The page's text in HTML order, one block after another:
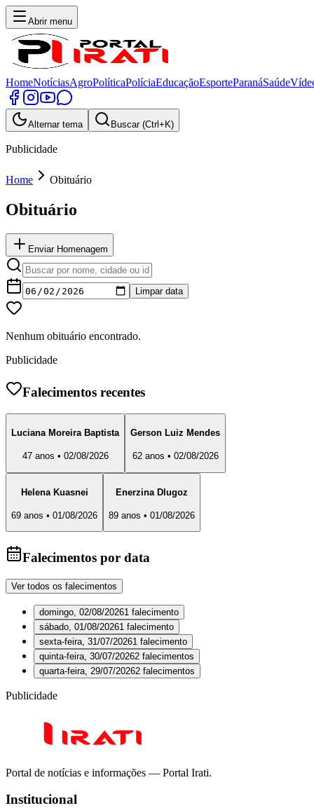
Abrir menu
HomeNotíciasAgroPolíticaPolíciaEducaçãoEsporteParanáSaúde
Alternar tema Buscar (Ctrl+K)
Publicidade
Home Obituário
Obituário
Enviar Homenagem
Limpar data
Nenhum obituário encontrado.
Publicidade
Falecimentos recentes
Luciana Moreira Baptista
47 anos • 02/08/2026
Gerson Luiz Mendes
62 anos • 02/08/2026
Helena Kuasnei
69 anos • 01/08/2026
Enerzina Dlugoz
89 anos • 01/08/2026
Falecimentos por data
Ver todos os falecimentos
domingo, 02/08/20261 falecimento
sábado, 01/08/20261 falecimento
sexta-feira, 31/07/20261 falecimento
quinta-feira, 30/07/20262 falecimentos
quarta-feira, 29/07/20262 falecimentos
Publicidade
Portal de notícias e informações — Portal Irati.
Institucional